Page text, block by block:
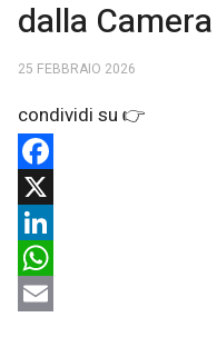
dalla Camera
25 FEBBRAIO 2026
Facebook
X
LinkedIn
WhatsApp